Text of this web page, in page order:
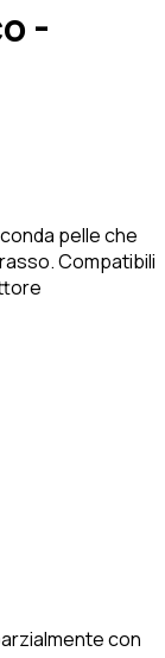
-
pelle che
Compatibili
con